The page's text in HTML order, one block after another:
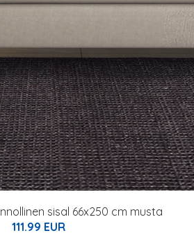
sisal 66x250 cm musta
111.99 EUR